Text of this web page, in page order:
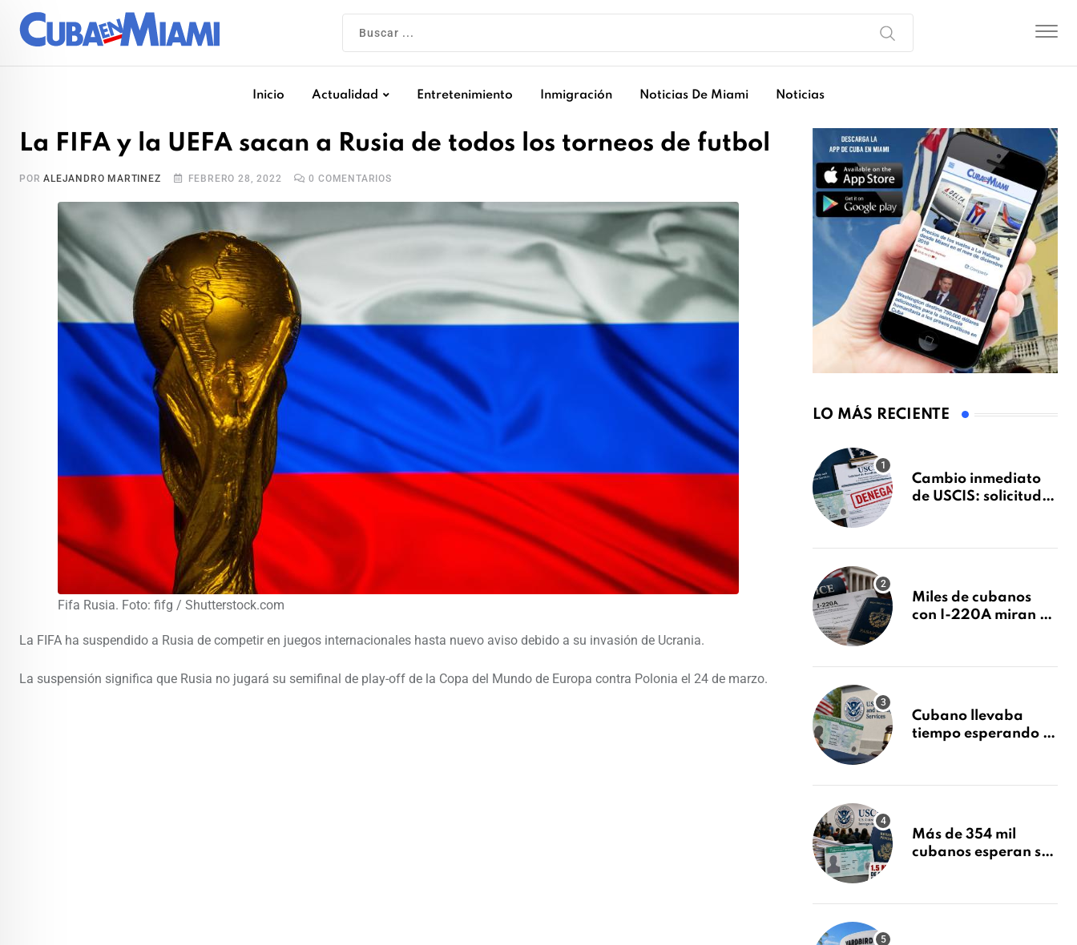
Inicio Actualidad Entretenimiento Inmigración Noticias De Miami Noticias
La FIFA y la UEFA sacan a Rusia de todos los torneos de futbol
PORALEJANDRO MARTINEZ FEBRERO 28, 2022 0 COMENTARIOS
Fifa Rusia. Foto: fifg / Shutterstock.com
La FIFA ha suspendido a Rusia de competir en juegos internacionales hasta nuevo aviso debido a su invasión de Ucrania.
La suspensión significa que Rusia no jugará su semifinal de play-off de la Copa del Mundo de Europa contra Polonia el 24 de marzo.
LO MÁS RECIENTE
Cambio inmediato
de USCIS: solicitudes
sin previo aviso
Miles de cubanos
con I-220A miran al
decidirse en una
Cubano llevaba
tiempo esperando su
tras Writ of
Más de 354 mil
cubanos esperan su
millones de